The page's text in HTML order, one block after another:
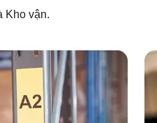
Kho vận.